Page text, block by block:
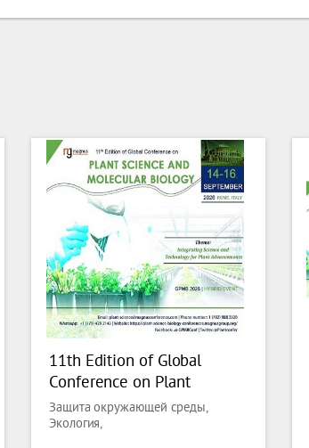
11th Edition of Global
Conference on Plant
Science and Molecular
Biology
Защита окружающей среды,
Экология,